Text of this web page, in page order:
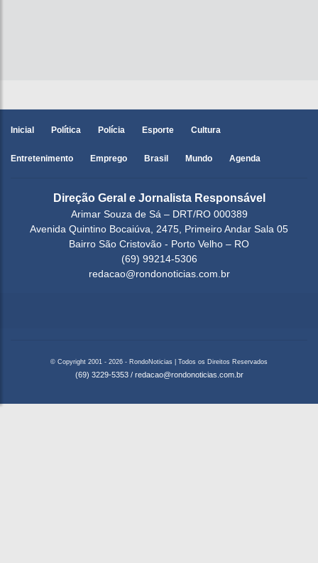
Inicial Política Polícia Esporte Cultura
Entretenimento Emprego Brasil Mundo Agenda
Direção Geral e Jornalista Responsável
Arimar Souza de Sá – DRT/RO 000389
Avenida Quintino Bocaiúva, 2475, Primeiro Andar Sala 05
Bairro São Cristovão - Porto Velho – RO
(69) 99214-5306
redacao@rondonoticias.com.br
© Copyright 2001 - 2026 - RondoNoticias | Todos os Direitos Reservados
(69) 3229-5353 / redacao@rondonoticias.com.br